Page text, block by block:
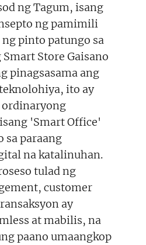
t
e
r
e
s
t
k
d
I
n
i
ng Tagum, isang
ng pamimili
pinto patungo sa
Store Gaisano
pinagsasama ang
ito ay
ordinaryong
'Smart Office'
sa paraang
na katalinuhan.
tulad ng
customer
ay
at mabilis, na
paano umaangkop